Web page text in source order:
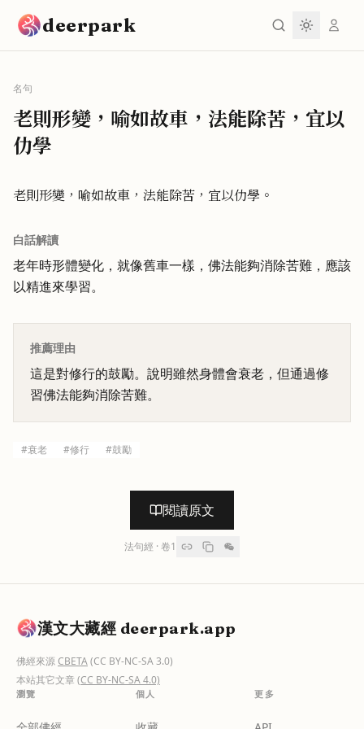
deerpark
名句
老則形變，喻如故車，法能除苦，宜以
仂學
老則形變，喻如故車，法能除苦，宜以仂學。
白話解讀
老年時形體變化，就像舊車一樣，佛法能夠消除苦難，應該
以精進來學習。
推薦理由
這是對修行的鼓勵。說明雖然身體會衰老，但通過修
習佛法能夠消除苦難。
#衰老 #修行 #鼓勵
閱讀原文
法句經 · 卷1
漢文大藏經 deerpark.app
佛經來源CBETA(CC BY-NC-SA 3.0)
本站其它文章(CC BY-NC-SA 4.0)
瀏覽 個人 更多